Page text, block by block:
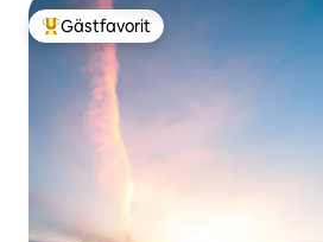
Populär gästfavorit
Gästfavorit